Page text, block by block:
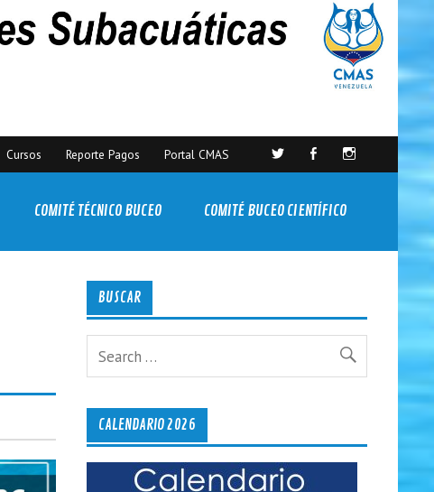
Cursos Reporte Pagos Portal CMAS
COMITÉ TÉCNICO BUCEO COMITÉ BUCEO CIENTÍFICO
BUSCAR
CALENDARIO 2026